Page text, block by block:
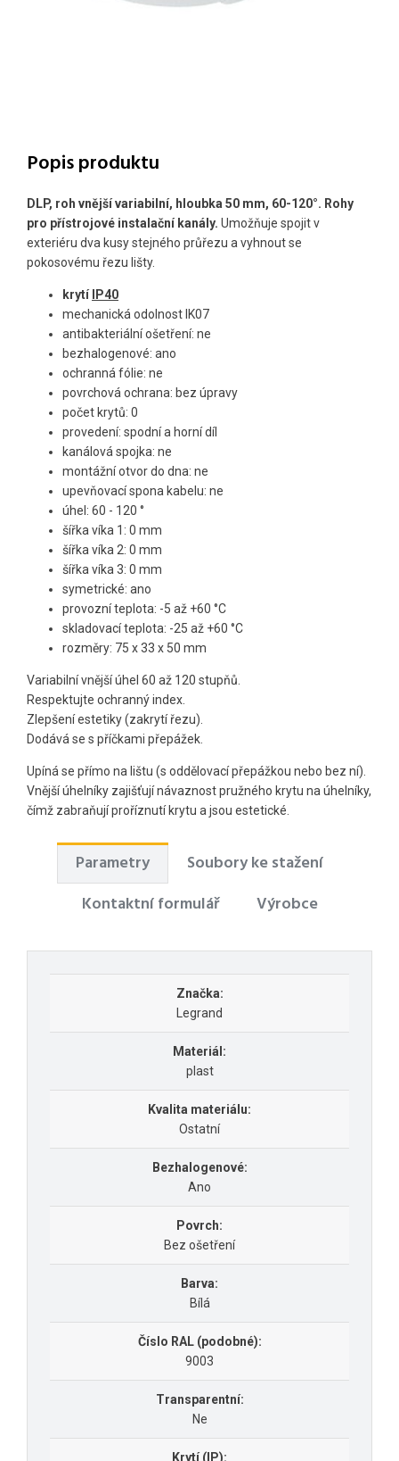
Popis produktu
DLP, roh vnější variabilní, hloubka 50 mm, 60-120°. Rohy
pro přístrojové instalační kanály. Umožňuje spojit v
exteriéru dva kusy stejného průřezu a vyhnout se
pokosovému řezu lišty.
krytí IP40
mechanická odolnost IK07
antibakteriální ošetření: ne
bezhalogenové: ano
ochranná fólie: ne
povrchová ochrana: bez úpravy
počet krytů: 0
provedení: spodní a horní díl
kanálová spojka: ne
montážní otvor do dna: ne
upevňovací spona kabelu: ne
úhel: 60 - 120 °
šířka víka 1: 0 mm
šířka víka 2: 0 mm
šířka víka 3: 0 mm
symetrické: ano
provozní teplota: -5 až +60 °C
skladovací teplota: -25 až +60 °C
rozměry: 75 x 33 x 50 mm
Variabilní vnější úhel 60 až 120 stupňů.
Respektujte ochranný index.
Zlepšení estetiky (zakrytí řezu).
Dodává se s příčkami přepážek.
Upíná se přímo na lištu (s oddělovací přepážkou nebo bez ní).
Vnější úhelníky zajišťují návaznost pružného krytu na úhelníky,
čímž zabraňují proříznutí krytu a jsou estetické.
Parametry
Soubory ke stažení
Kontaktní formulář
Výrobce
Značka:
Legrand
Materiál:
plast
Kvalita materiálu:
Ostatní
Bezhalogenové:
Ano
Povrch:
Bez ošetření
Barva:
Bílá
Číslo RAL (podobné):
9003
Transparentní:
Ne
Krytí (IP):